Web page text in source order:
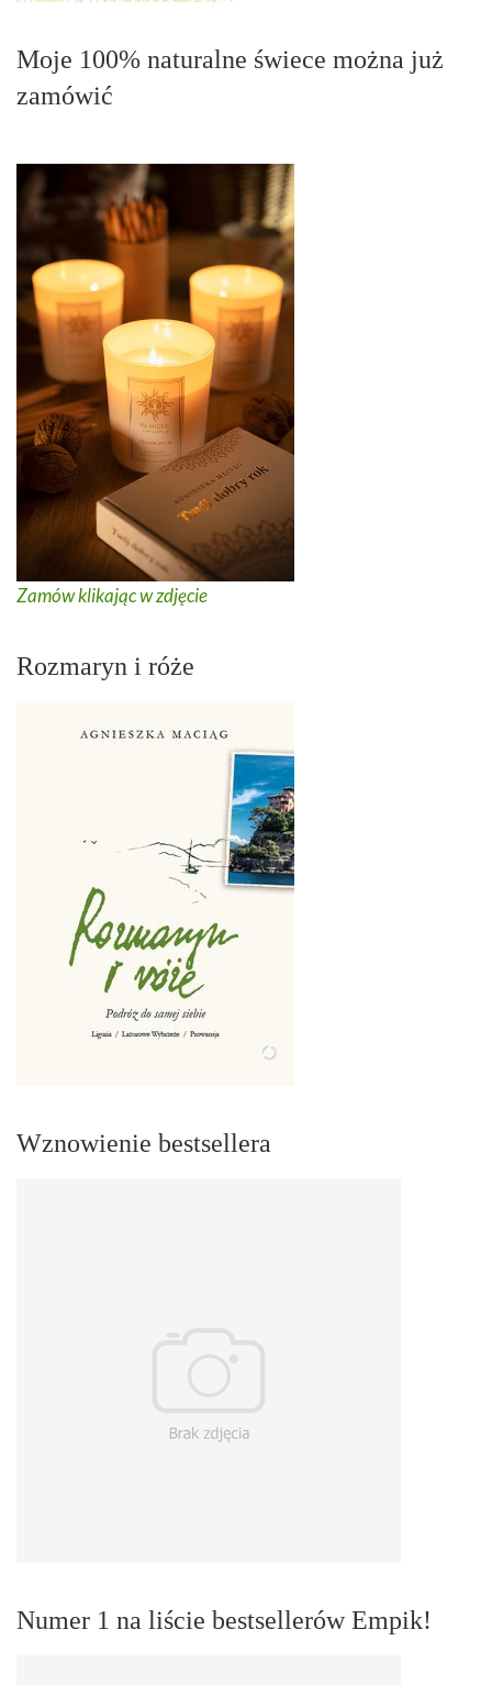
Moje 100% naturalne świece można już
zamówić
Zamów klikając w zdjęcie
Rozmaryn i róże
Wznowienie bestsellera
Numer 1 na liście bestsellerów Empik!